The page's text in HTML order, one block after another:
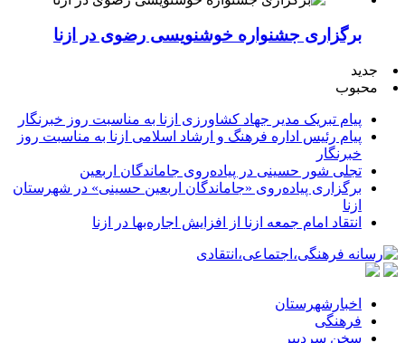
برگزاری جشنواره خوشنویسی رضوی در ازنا
جدید
محبوب
پیام تبریک مدیر جهاد کشاورزی ازنا به مناسبت روز خبرنگار
پیام رئیس اداره فرهنگ و ارشاد اسلامی ازنا به مناسبت روز
خبرنگار
تجلی شور حسینی در پیاده‌روی جاماندگان اربعین
برگزاری پیاده‌روی «جاماندگان اربعین حسینی» در شهرستان
ازنا
انتقاد امام جمعه ازنا از افزایش اجاره‌بها در ازنا
اخبارشهرستان
فرهنگی
سخن سردبیر